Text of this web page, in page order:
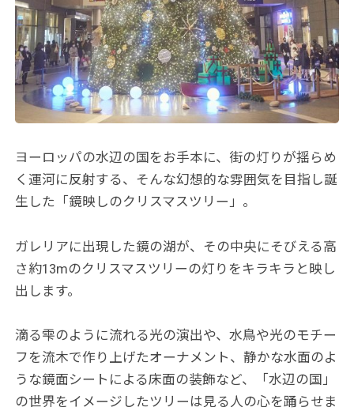
ヨーロッパの水辺の国をお手本に、街の灯りが揺らめ
く運河に反射する、そんな幻想的な雰囲気を目指し誕
生した「鏡映しのクリスマスツリー」。
ガレリアに出現した鏡の湖が、その中央にそびえる高
さ約13mのクリスマスツリーの灯りをキラキラと映し
出します。
滴る雫のように流れる光の演出や、水鳥や光のモチー
フを流木で作り上げたオーナメント、静かな水面のよ
うな鏡面シートによる床面の装飾など、「水辺の国」
の世界をイメージしたツリーは見る人の心を踊らせま